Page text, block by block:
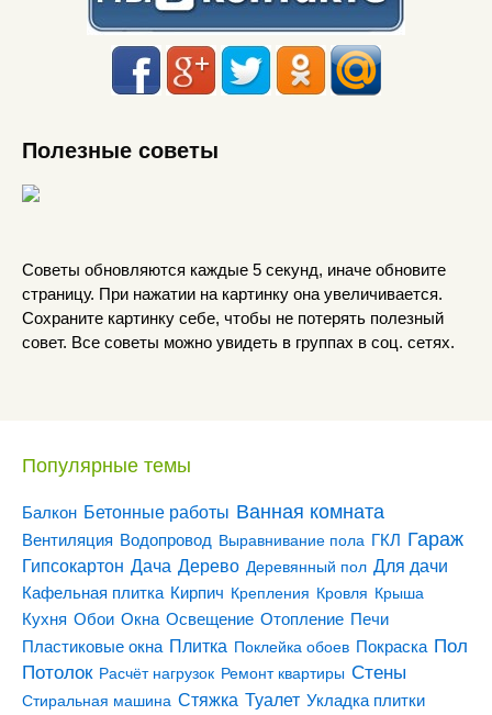
Полезные советы
Советы обновляются каждые 5 секунд, иначе обновите
страницу. При нажатии на картинку она увеличивается.
Сохраните картинку себе, чтобы не потерять полезный
совет. Все советы можно увидеть в группах в соц. сетях.
Популярные темы
Балкон Бетонные работы Ванная комната
Вентиляция Водопровод Выравнивание пола ГКЛ Гараж
Гипсокартон Дача Дерево Деревянный пол Для дачи
Кафельная плитка Кирпич Крепления Кровля Крыша
Кухня Обои Окна Освещение Отопление Печи
Пластиковые окна Плитка Поклейка обоев Покраска Пол
Потолок Расчёт нагрузок Ремонт квартиры Стены
Стиральная машина Стяжка Туалет Укладка плитки